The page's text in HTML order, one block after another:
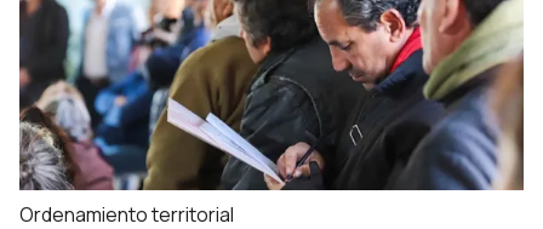
Ordenamiento territorial